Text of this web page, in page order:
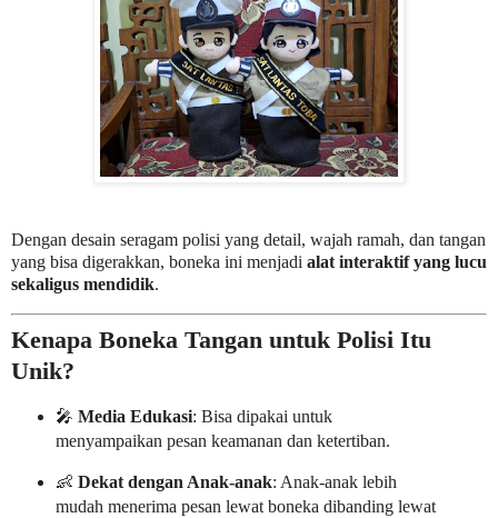
Dengan desain seragam polisi yang detail, wajah ramah, dan tangan
yang bisa digerakkan, boneka ini menjadi alat interaktif yang lucu
sekaligus mendidik.
Kenapa Boneka Tangan untuk Polisi Itu
Unik?
🎤 Media Edukasi: Bisa dipakai untuk
menyampaikan pesan keamanan dan ketertiban.
👶 Dekat dengan Anak-anak: Anak-anak lebih
mudah menerima pesan lewat boneka dibanding lewat